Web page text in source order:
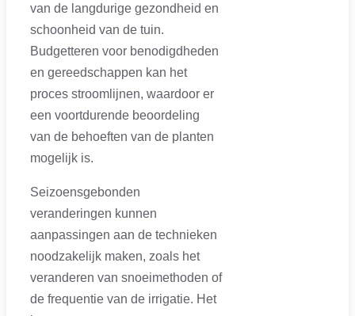
van de langdurige gezondheid en
schoonheid van de tuin.
Budgetteren voor benodigdheden
en gereedschappen kan het
proces stroomlijnen, waardoor er
een voortdurende beoordeling
van de behoeften van de planten
mogelijk is.
Seizoensgebonden
veranderingen kunnen
aanpassingen aan de technieken
noodzakelijk maken, zoals het
veranderen van snoeimethoden of
de frequentie van de irrigatie. Het